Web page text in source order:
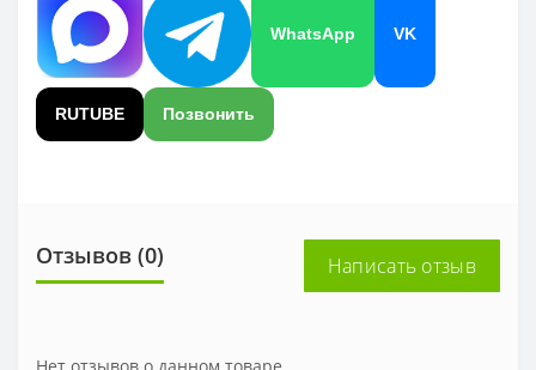
WhatsApp VK
RUTUBE Позвонить
Отзывов (0) Написать отзыв